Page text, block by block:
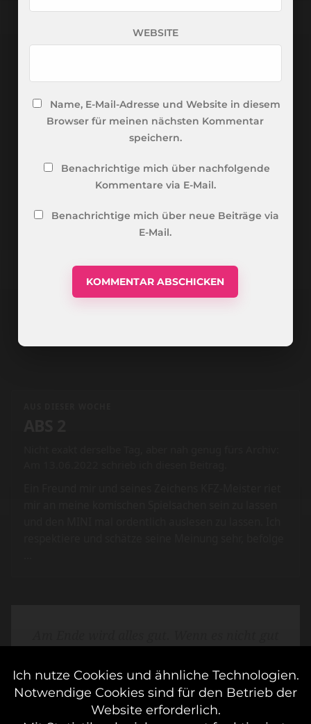
WEBSITE
Name, E-Mail-Adresse und Website in diesem
Browser für meinen nächsten Kommentar
speichern.
Benachrichtige mich über nachfolgende
Kommentare via E-Mail.
Benachrichtige mich über neue Beiträge via
E-Mail.
OSCAR WILDE